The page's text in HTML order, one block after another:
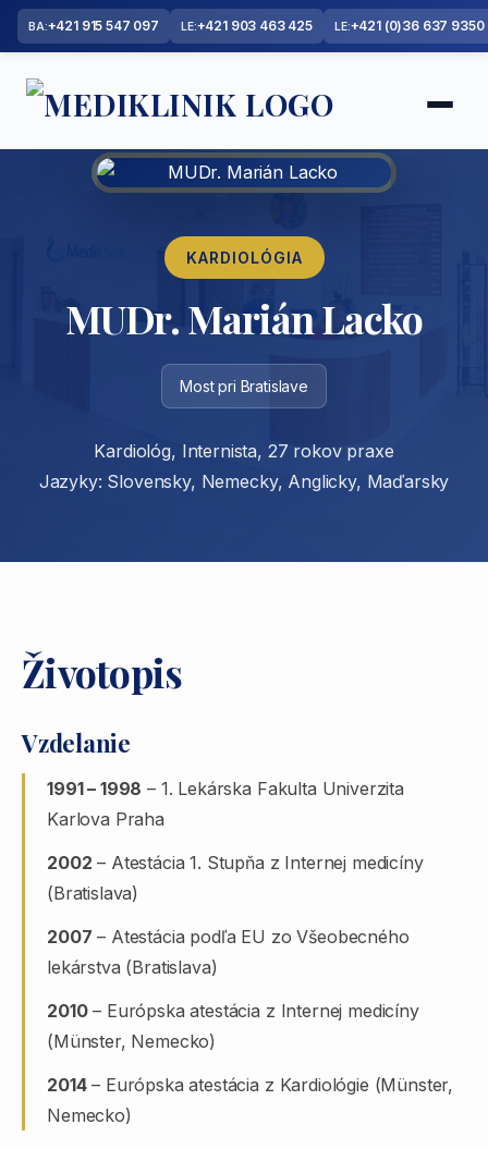
BA:+421 915 547 097 LE:+421 903 463 425 LE:+421 (0)36 637 9350
KARDIOLÓGIA
MUDr. Marián Lacko
Most pri Bratislave
Kardiológ, Internista, 27 rokov praxe
Jazyky: Slovensky, Nemecky, Anglicky, Maďarsky
Životopis
Vzdelanie
1991 – 1998 – 1. Lekárska Fakulta Univerzita
Karlova Praha
2002 – Atestácia 1. Stupňa z Internej medicíny
(Bratislava)
2007 – Atestácia podľa EU zo Všeobecného
lekárstva (Bratislava)
2010– Európska atestácia z Internej medicíny
(Münster, Nemecko)
2014– Európska atestácia z Kardiológie (Münster,
Nemecko)